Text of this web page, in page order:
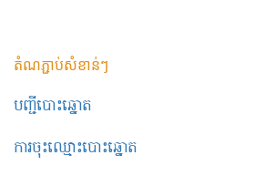
តំណភ្ជាប់សំខាន់ៗ
បញ្ជីបោះឆ្នោត
ការចុះឈ្មោះបោះឆ្នោត